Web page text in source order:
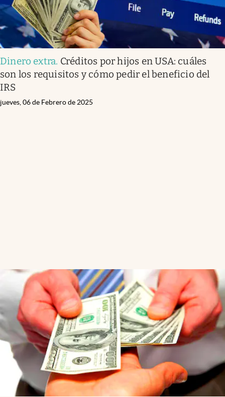
Dinero extra. Créditos por hijos en USA: cuáles
son los requisitos y cómo pedir el beneficio del
IRS
jueves, 06 de Febrero de 2025